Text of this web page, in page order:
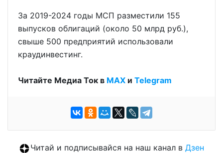
За 2019-2024 годы МСП разместили 155
выпусков облигаций (около 50 млрд руб.),
свыше 500 предприятий использовали
краудинвестинг.
Читайте Медиа Ток в МАХ и Telegram
Читай и подписывайся на наш канал в Дзен